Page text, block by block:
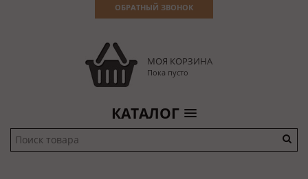
ОБРАТНЫЙ ЗВОНОК
МОЯ КОРЗИНА
Пока пусто
КАТАЛОГ